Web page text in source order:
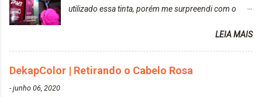
utilizado essa tinta, porém me surpreendi com o
turquesa (meio desbotado), e após a utilização meu
cabelo ficou roxo com mechinhas azul, rosa e meio
cinza... FICOU LINDOOOOO!!! Cabelo antes: Cabelo
depois: Bom, sobre a tinta, eu achei ela muito liquida,
LEIA MAIS
DekapColor | Retirando o Cabelo Rosa
-junho 06, 2020